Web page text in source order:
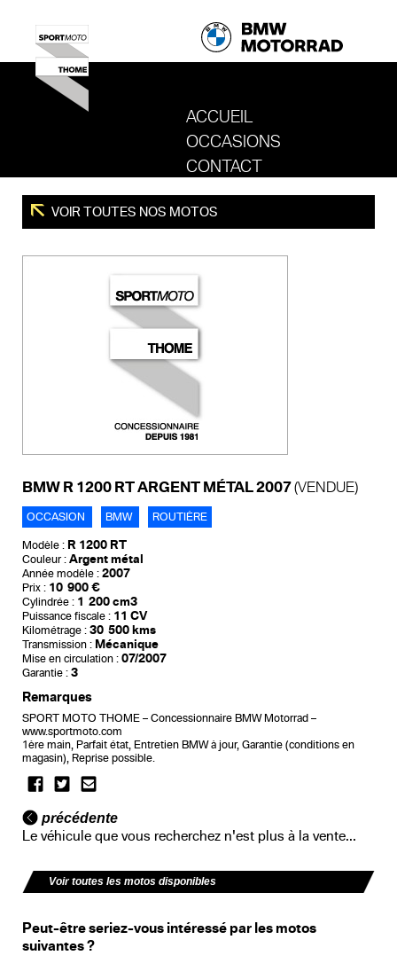
ACCUEIL
REVENIR AU SITE DE SPORT MOTO
OCCASIONS
CONTACT
VOIR TOUTES NOS MOTOS
BMW R 1200 RT ARGENT MÉTAL 2007(VENDUE)
OCCASION BMW ROUTIÈRE
Modèle : R 1200 RT
Couleur : Argent métal
Année modèle : 2007
Prix : 10 900 €
Cylindrée : 1 200 cm3
Puissance fiscale : 11 CV
Kilométrage : 30 500 kms
Transmission : Mécanique
Mise en circulation : 07/2007
Garantie : 3
Remarques
SPORT MOTO THOME – Concessionnaire BMW Motorrad –
www.sportmoto.com
1ère main, Parfait état, Entretien BMW à jour, Garantie (conditions en
magasin), Reprise possible.
précédente
Le véhicule que vous recherchez n'est plus à la vente...
Voir toutes les motos disponibles
Peut-être seriez-vous intéressé par les motos
suivantes ?